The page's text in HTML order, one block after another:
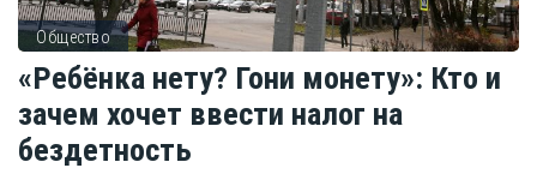
Общество
«Ребёнка нету? Гони монету»: Кто и
зачем хочет ввести налог на
бездетность